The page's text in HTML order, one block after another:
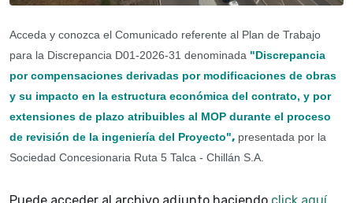
Acceda y conozca el Comunicado referente al Plan de Trabajo
para la Discrepancia D01-2026-31 denominada "Discrepancia
por compensaciones derivadas por modificaciones de obras
y su impacto en la estructura económica del contrato, y por
extensiones de plazo atribuibles al MOP durante el proceso
de revisión de la ingeniería del Proyecto", presentada por la
Sociedad Concesionaria Ruta 5 Talca - Chillán S.A.
Puede acceder al archivo adjunto haciendo click aquí